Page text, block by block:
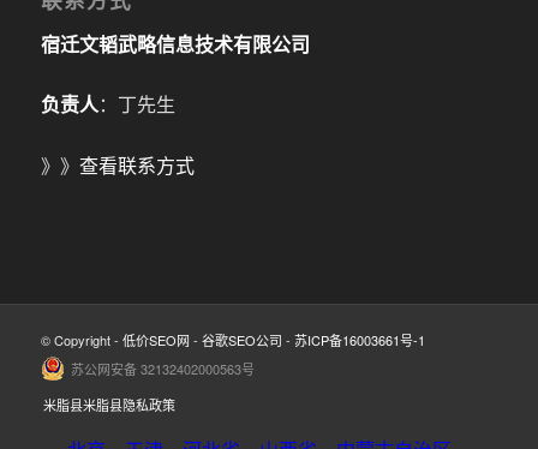
宿迁文韬武略信息技术有限公司
负责人：丁先生
》》 查看联系方式
© Copyright - 低价SEO网 - 谷歌SEO公司 - 苏ICP备16003661号-1
苏公网安备 32132402000563号
米脂县米脂县隐私政策